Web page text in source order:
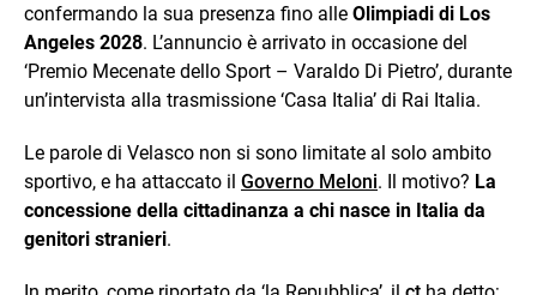
confermando la sua presenza fino alle Olimpiadi di Los
Angeles 2028. L’annuncio è arrivato in occasione del
‘Premio Mecenate dello Sport – Varaldo Di Pietro’, durante
un’intervista alla trasmissione ‘Casa Italia’ di Rai Italia.
Le parole di Velasco non si sono limitate al solo ambito
sportivo, e ha attaccato il Governo Meloni. Il motivo? La
concessione della cittadinanza a chi nasce in Italia da
genitori stranieri.